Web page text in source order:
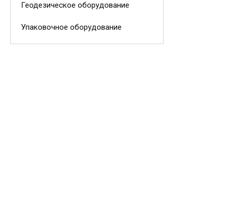
Геодезическое оборудование
Упаковочное оборудование